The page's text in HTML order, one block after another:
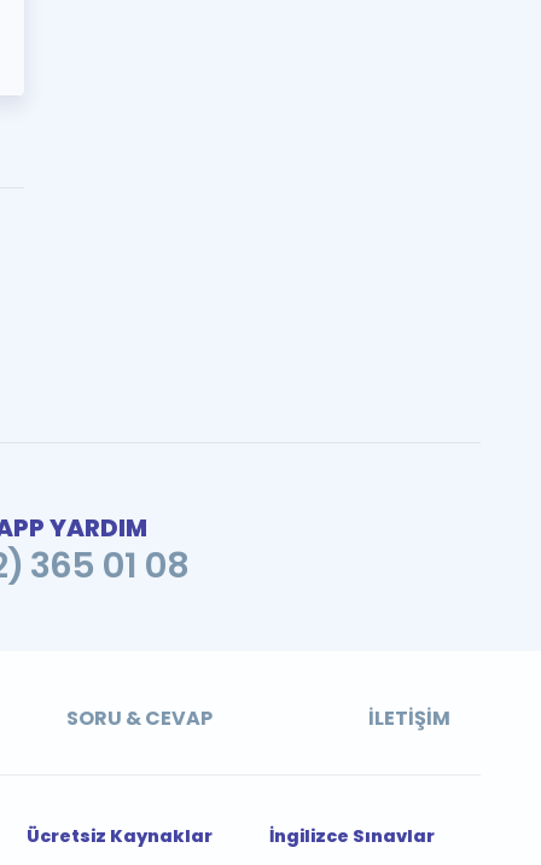
YARDIM
365 01 08
SORU & CEVAP İLETIŞIM
Ücretsiz Kaynaklar
İngilizce Sınavlar